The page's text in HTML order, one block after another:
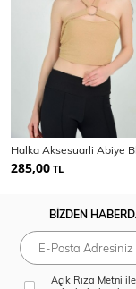
285,00 TL
BİZDEN
Açık Rıza Metni